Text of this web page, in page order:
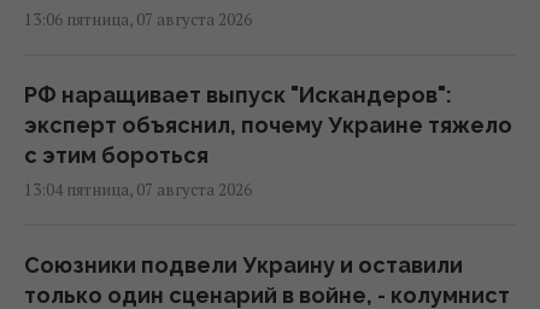
13:06 пятница, 07 августа 2026
РФ наращивает выпуск "Искандеров":
эксперт объяснил, почему Украине тяжело
с этим бороться
13:04 пятница, 07 августа 2026
Союзники подвели Украину и оставили
только один сценарий в войне, - колумнист